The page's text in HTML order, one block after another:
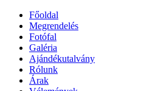
Főoldal
Megrendelés
Fotófal
Galéria
Ajándékutalvány
Rólunk
Árak